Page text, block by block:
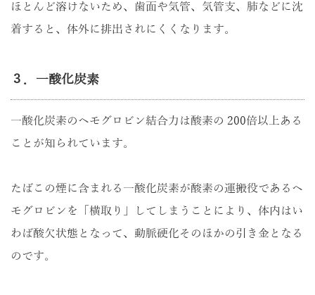
ほとんど溶けないため、歯面や気管、気管支、肺などに沈
着すると、体外に排出されにくくなります。
３．一酸化炭素
一酸化炭素のヘモグロビン結合力は酸素の 200倍以上ある
ことが知られています。
たばこの煙に含まれる一酸化炭素が酸素の運搬役であるヘ
モグロビンを「横取り」してしまうことにより、体内はい
わば酸欠状態となって、動脈硬化そのほかの引き金となる
のです。